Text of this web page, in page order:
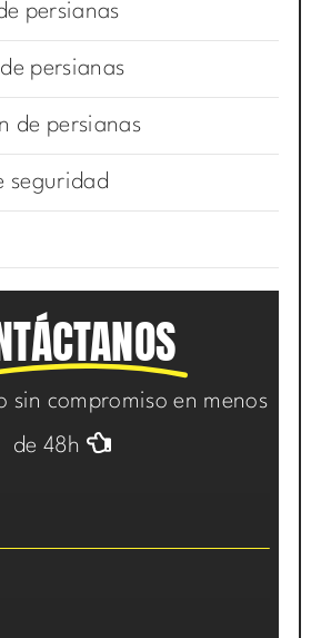
persianas
persianas
de persianas
seguridad
sin compromiso en menos
de 48h